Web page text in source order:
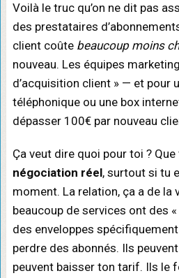
Voilà le truc qu’on ne dit pas
des prestataires
client coûte beaucoup moins
nouveau. Les équipes
d’acquisition client » — et pour
téléphonique ou une box
dépasser 100€ par nouveau
Ça veut dire quoi pour toi ? Que
négociation réel, surtout si tu
moment. La relation, ça a de la
beaucoup de services ont des
des enveloppes
perdre des abonnés. Ils
peuvent baisser ton tarif. Ils le